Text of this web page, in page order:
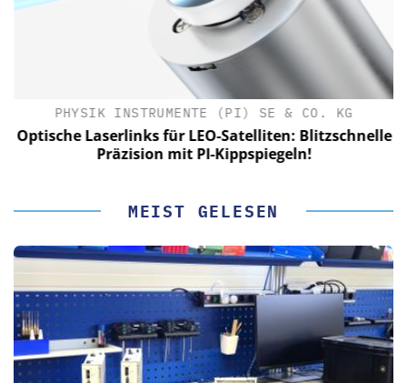
PHYSIK INSTRUMENTE (PI) SE & CO. KG
Optische Laserlinks für LEO-Satelliten: Blitzschnelle
Präzision mit PI-Kippspiegeln!
MEIST GELESEN